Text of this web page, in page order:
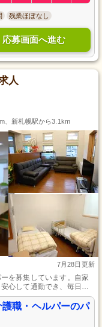
残業ほぼなし
応募画面へ進む
人
、新札幌駅から3.1km
7月28日更新
を募集しています。自家
心して通勤でき、毎日の
で、プライベートの時間
りお待ちしております。
職・ヘルパーのパ